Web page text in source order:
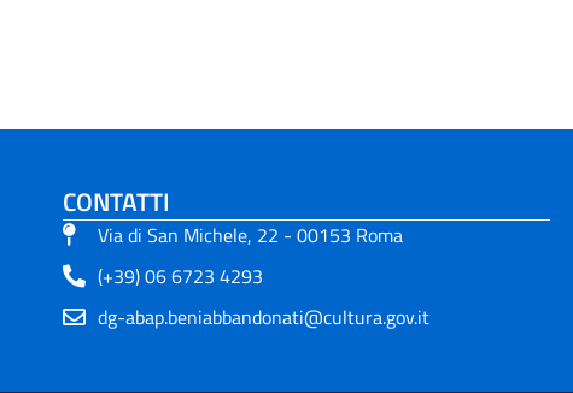
CONTATTI
Via di San Michele, 22 - 00153 Roma
(+39) 06 6723 4293
dg-abap.beniabbandonati@cultura.gov.it